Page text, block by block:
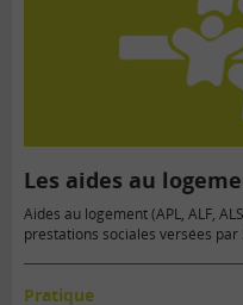
Les aides au
Aides au logement (APL, ALF,
prestations sociales versées par
Pratique